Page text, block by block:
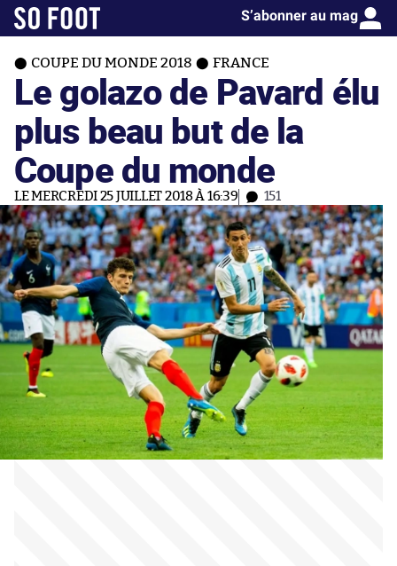
S’abonner au mag
COUPE DU MONDE 2018 FRANCE
Le golazo de Pavard élu
plus beau but de la
Coupe du monde
LE MERCREDI 25 JUILLET 2018 À 16:39 151